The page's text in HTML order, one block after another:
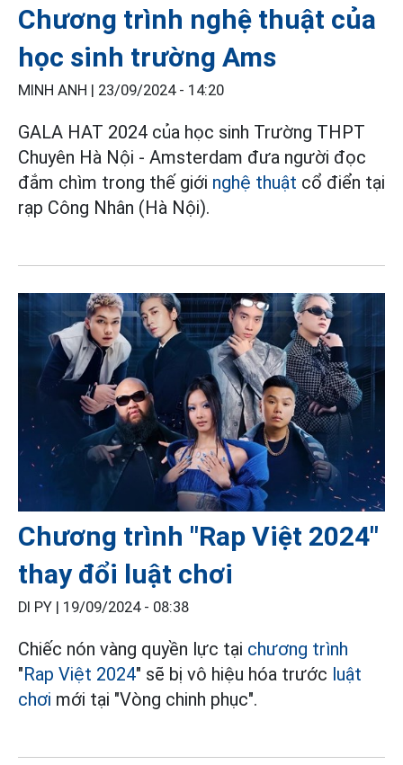
Chương trình nghệ thuật của
học sinh trường Ams
MINH ANH | 23/09/2024 - 14:20
GALA HAT 2024 của học sinh Trường THPT
Chuyên Hà Nội - Amsterdam đưa người đọc
đắm chìm trong thế giới nghệ thuật cổ điển tại
rạp Công Nhân (Hà Nội).
Chương trình "Rap Việt 2024"
thay đổi luật chơi
DI PY | 19/09/2024 - 08:38
Chiếc nón vàng quyền lực tại chương trình
"Rap Việt 2024" sẽ bị vô hiệu hóa trước luật
chơi mới tại "Vòng chinh phục".